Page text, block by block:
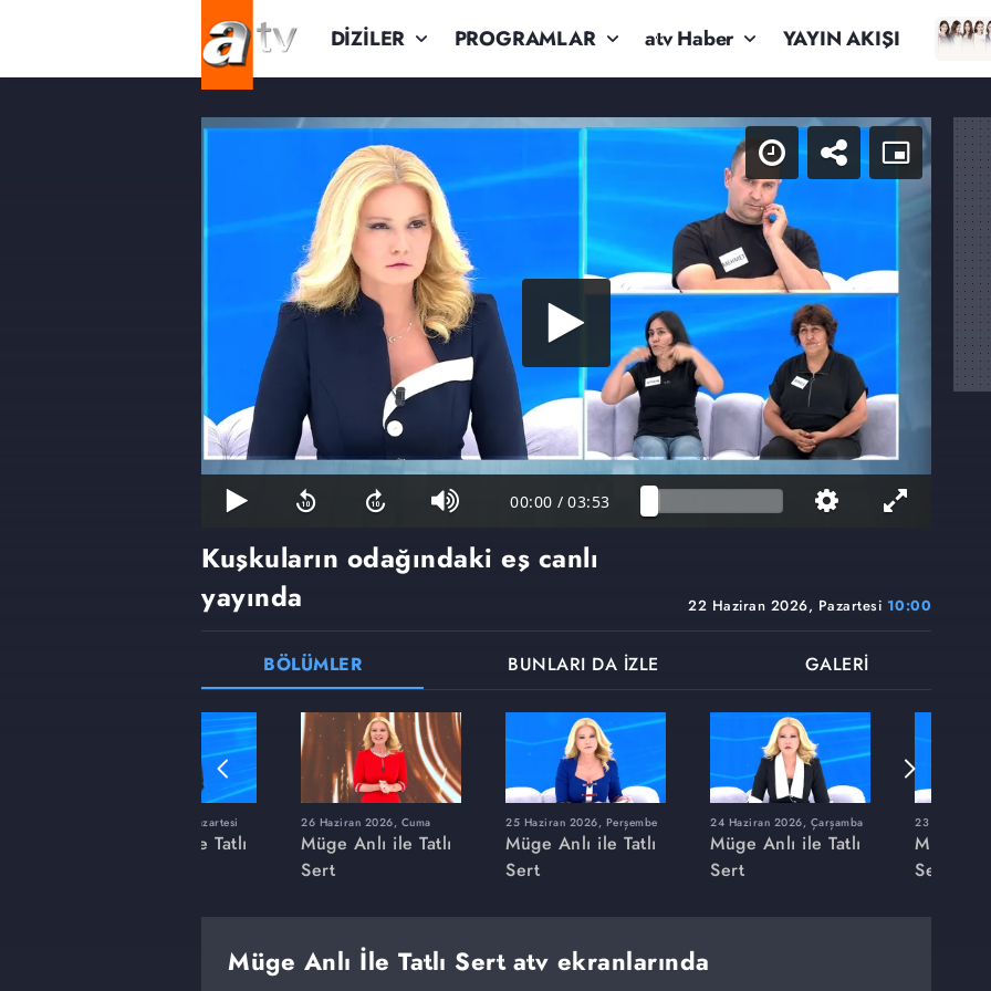
DİZİLER PROGRAMLAR atv Haber YAYIN AKIŞI
00:00 / 03:53
22 Haziran 2026, Pazartesi 10:00
Kuşkuların odağındaki eş canlı
yayında
BÖLÜMLER BUNLARI DA İZLE GALERİ
8 Haziran 2026, Pazartesi
Müge Anlı ile Tatlı
26 Haziran 2026, Cuma
Müge Anlı ile Tatlı
Sert
25 Haziran 2026, Perşembe
Müge Anlı ile Tatlı
Sert
24 Haziran 2026, Çarşamba
Müge Anlı ile Tatlı
Sert
23 Haziran
Müge
Sert
Müge Anlı İle Tatlı Sert atv ekranlarında